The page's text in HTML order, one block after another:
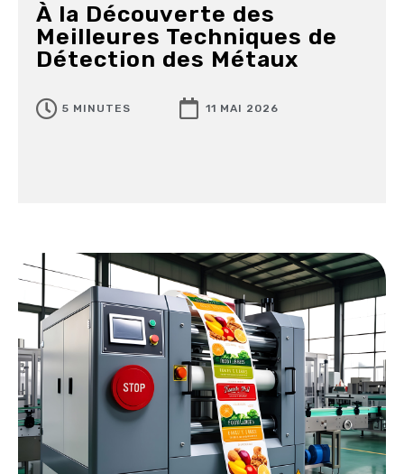
À la Découverte des
Meilleures Techniques de
Détection des Métaux
5 MINUTES 11 MAI 2026